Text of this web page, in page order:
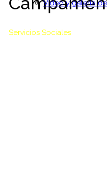
Vídeo y galería
Servicios Sociales